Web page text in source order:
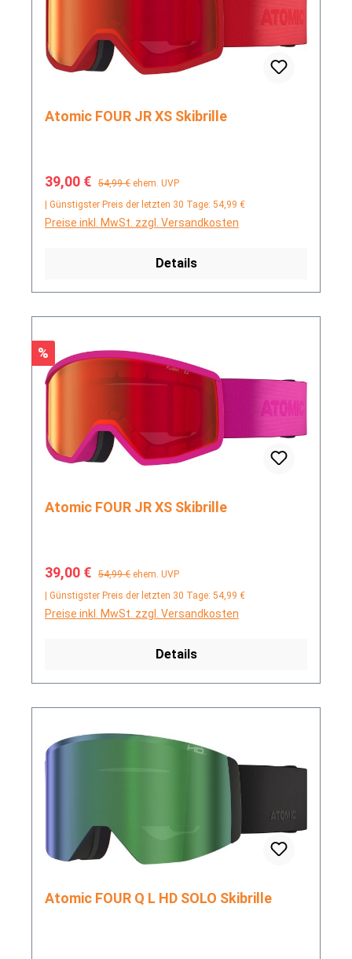
Atomic FOUR JR XS Skibrille
Verkaufspreis:
39,00 € Regulärer Preis:
54,99 € ehem. UVP
| Günstigster Preis der letzten 30 Tage: 54,99 €
Preise inkl. MwSt. zzgl. Versandkosten
Details
Rabatt
%
Atomic FOUR JR XS Skibrille
Verkaufspreis:
39,00 € Regulärer Preis:
54,99 € ehem. UVP
| Günstigster Preis der letzten 30 Tage: 54,99 €
Preise inkl. MwSt. zzgl. Versandkosten
Details
Atomic FOUR Q L HD SOLO Skibrille